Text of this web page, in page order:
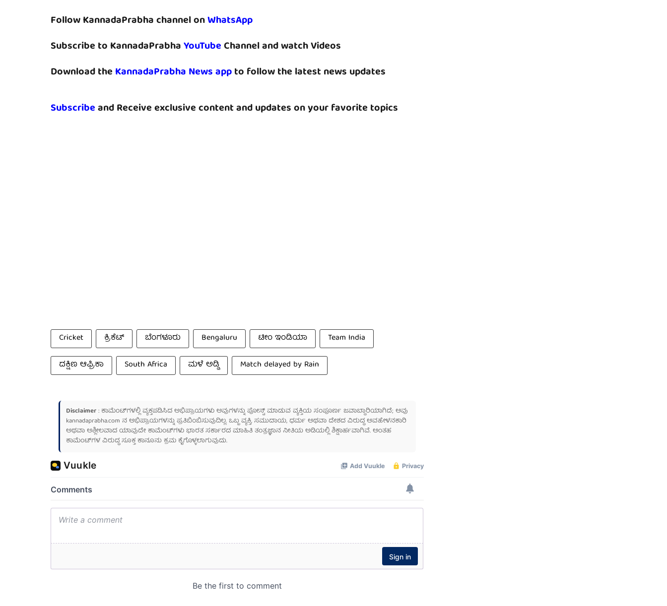
Follow KannadaPrabha channel onWhatsApp
Subscribe to KannadaPrabhaYouTubeChannel and watch Videos
Download the KannadaPrabha News appto follow the latest news updates
Subscribeand Receive exclusive content and updates on your favorite topics
Cricket ಕ್ರಿಕೆಟ್ ಬೆಂಗಳೂರು Bengaluru ಟೀಂ ಇಂಡಿಯಾ
Team India
ದಕ್ಷಿಣ ಆಫ್ರಿಕಾ
South Africa ಮಳೆ ಅಡ್ಡಿ Match delayed by Rain
Disclaimer: ಕಾಮೆಂಟ್‌ಗಳಲ್ಲಿ ವ್ಯಕ್ತಪಡಿಸಿದ ಅಭಿಪ್ರಾಯಗಳು ಅವುಗಳನ್ನು ಪೋಸ್ಟ್ ಮಾಡುವ ವ್ಯಕ್ತಿಯ ಸಂಪೂರ್ಣ ಜವಾಬ್ದಾರಿಯಾಗಿದೆ; ಅವು
kannadaprabha.com ನ ಅಭಿಪ್ರಾಯಗಳನ್ನು ಪ್ರತಿಬಿಂಬಿಸುವುದಿಲ್ಲ. ಒಬ್ಬ ವ್ಯಕ್ತಿ, ಸಮುದಾಯ, ಧರ್ಮ ಅಥವಾ ದೇಶದ ವಿರುದ್ಧ ಅವಹೇಳನಕಾರಿ
ಅಥವಾ ಅಶ್ಲೀಲವಾದ ಯಾವುದೇ ಕಾಮೆಂಟ್‌ಗಳು ಭಾರತ ಸರ್ಕಾರದ ಮಾಹಿತಿ ತಂತ್ರಜ್ಞಾನ ನೀತಿಯ ಅಡಿಯಲ್ಲಿ ಶಿಕ್ಷಾರ್ಹವಾಗಿವೆ. ಅಂತಹ
ಕಾಮೆಂಟ್‌ಗಳ ವಿರುದ್ಧ ಸೂಕ್ತ ಕಾನೂನು ಕ್ರಮ ಕೈಗೊಳ್ಳಲಾಗುವುದು.